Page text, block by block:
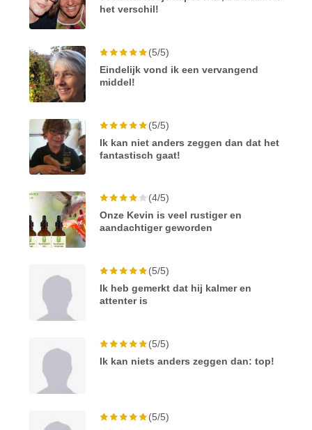
het verschil!
(5/5)
Eindelijk vond ik een vervangend
middel!
(5/5)
Ik kan niet anders zeggen dan dat het
fantastisch gaat!
(4/5)
Onze Kevin is veel rustiger en
aandachtiger geworden
(5/5)
Ik heb gemerkt dat hij kalmer en
attenter is
(5/5)
Ik kan niets anders zeggen dan: top!
(5/5)